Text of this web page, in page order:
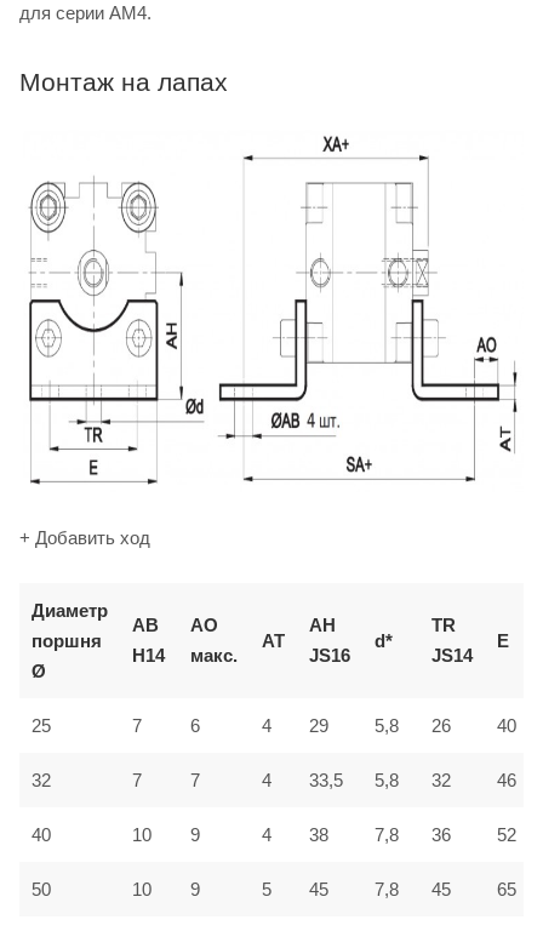
для серии AM4.
Монтаж на лапах
+ Добавить ход
Диаметр
поршня
Ø
AB
H14
AO
макс.
AT
AH
JS16
d*
TR
JS14
E
25 7 6 4 29 5,8 26 40
32 7 7 4 33,5 5,8 32 46
40 10 9 4 38 7,8 36 52
50 10 9 5 45 7,8 45 65